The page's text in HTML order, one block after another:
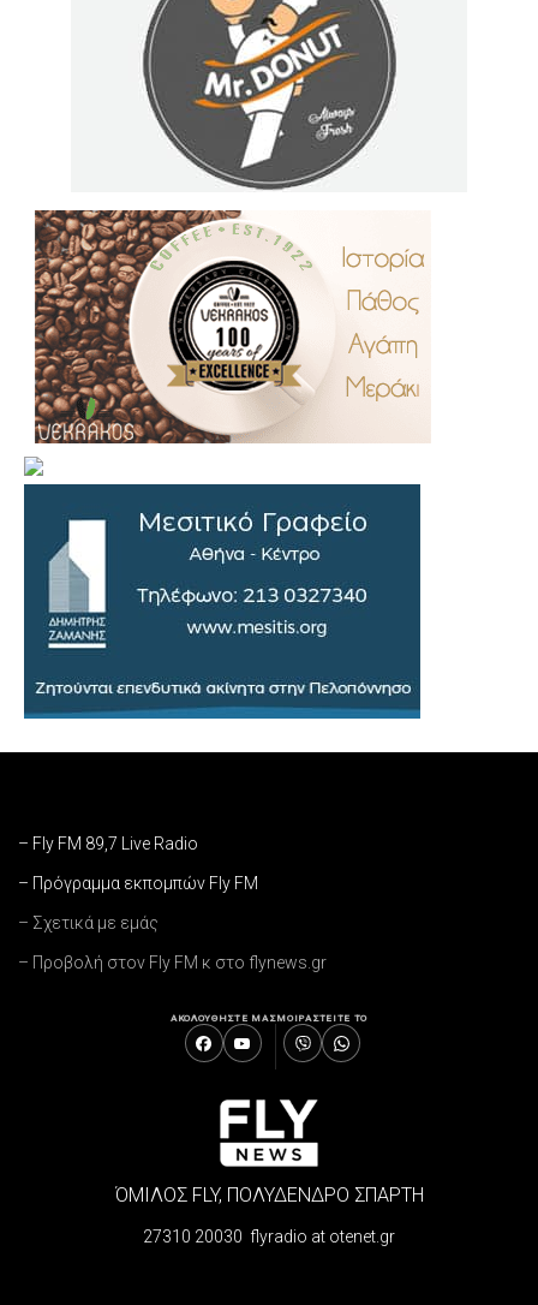
– Fly FM 89,7 Live Radio
– Πρόγραμμα εκπομπών Fly FM
– Σχετικά με εμάς
– Προβολή στον Fly FM κ στο flynews.gr
ΑΚΟΛΟΥΘΗΣΤΕ ΜΑΣΜΟΙΡΑΣΤΕΙΤΕ ΤΟ
ΌΜΙΛΟΣ FLY, ΠΟΛΥΔΕΝΔΡΟ ΣΠΑΡΤΗ
27310 20030 flyradio at otenet.gr